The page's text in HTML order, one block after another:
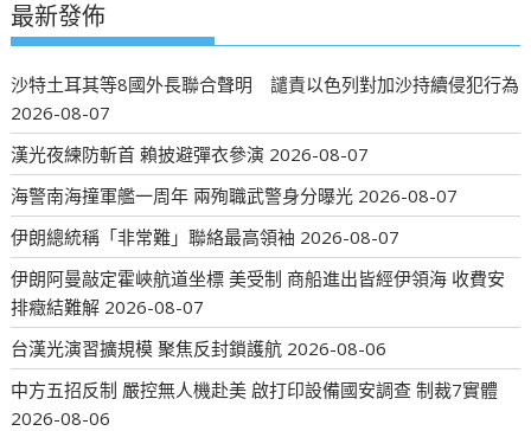
最新發佈
沙特土耳其等8國外長聯合聲明 譴責以色列對加沙持續侵犯行為
2026-08-07
漢光夜練防斬首 賴披避彈衣參演 2026-08-07
海警南海撞軍艦一周年 兩殉職武警身分曝光 2026-08-07
伊朗總統稱「非常難」聯絡最高領袖 2026-08-07
伊朗阿曼敲定霍峽航道坐標 美受制 商船進出皆經伊領海 收費安
排癥結難解 2026-08-07
台漢光演習擴規模 聚焦反封鎖護航 2026-08-06
中方五招反制 嚴控無人機赴美 啟打印設備國安調查 制裁7實體
2026-08-06